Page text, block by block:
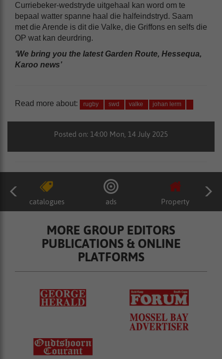
Curriebeker-wedstryde uitgehaal kan word om te
bepaal watter spanne haal die halfeindstryd. Saam
met die Arende is dit die Valke, die Griffons en selfs die
OP wat kan deurdring.
‘We bring you the latest Garden Route, Hessequa,
Karoo news’
Read more about: rugby swd valke johan lerm
Posted on: 14:00 Mon, 14 July 2025
catalogues ads Property
MORE GROUP EDITORS
PUBLICATIONS & ONLINE
PLATFORMS